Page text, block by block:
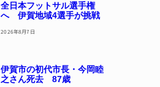
全日本フットサル選手権
へ 伊賀地域4選手が挑戦
2026年8月7日
伊賀市の初代市長・今岡睦
之さん死去 87歳